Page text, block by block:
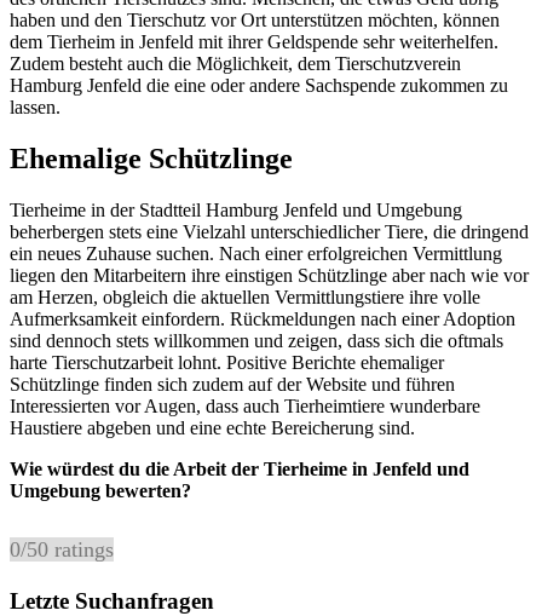
haben und den Tierschutz vor Ort unterstützen möchten, können
dem Tierheim in Jenfeld mit ihrer Geldspende sehr weiterhelfen.
Zudem besteht auch die Möglichkeit, dem Tierschutzverein
Hamburg Jenfeld die eine oder andere Sachspende zukommen zu
lassen.
Ehemalige Schützlinge
Tierheime in der Stadtteil Hamburg Jenfeld und Umgebung
beherbergen stets eine Vielzahl unterschiedlicher Tiere, die dringend
ein neues Zuhause suchen. Nach einer erfolgreichen Vermittlung
liegen den Mitarbeitern ihre einstigen Schützlinge aber nach wie vor
am Herzen, obgleich die aktuellen Vermittlungstiere ihre volle
Aufmerksamkeit einfordern. Rückmeldungen nach einer Adoption
sind dennoch stets willkommen und zeigen, dass sich die oftmals
harte Tierschutzarbeit lohnt. Positive Berichte ehemaliger
Schützlinge finden sich zudem auf der Website und führen
Interessierten vor Augen, dass auch Tierheimtiere wunderbare
Haustiere abgeben und eine echte Bereicherung sind.
Wie würdest du die Arbeit der Tierheime in Jenfeld und
Umgebung bewerten?
0/50 ratings
Letzte Suchanfragen